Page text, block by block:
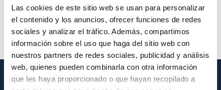
Las cookies de este sitio web se usan para personalizar
el contenido y los anuncios, ofrecer funciones de redes
sociales y analizar el tráfico. Además, compartimos
información sobre el uso que haga del sitio web con
nuestros partners de redes sociales, publicidad y análisis
web, quienes pueden combinarla con otra información
que les haya proporcionado o que hayan recopilado a